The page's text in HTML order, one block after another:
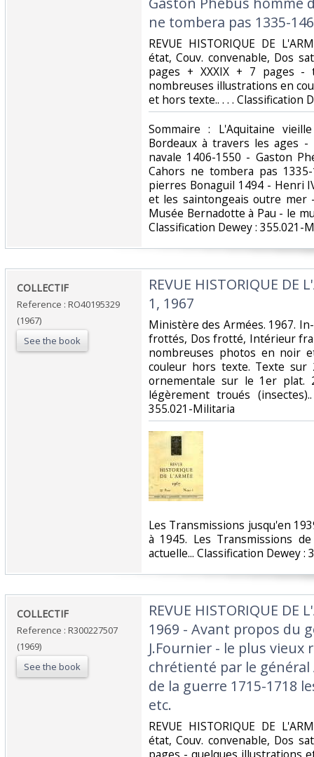
ne tombera pas 1335-
‎REVUE HISTORIQUE DE
état, Couv. convenable, Dos
pages + XXXIX + 7 pages
nombreuses illustrations en
et hors texte.. . . . Classification
‎Sommaire : L'Aquitaine
Bordeaux à travers les ages
navale 1406-1550 - Gaston
Cahors ne tombera pas
pierres Bonaguil 1494 - Henri
et les saintongeais outre mer
Musée Bernadotte à Pau - le
Classification Dewey : 355.021-
‎COLLECTIF‎
Reference : RO40195329
(1967)
See the book
‎REVUE HISTORIQUE DE
1, 1967‎
‎Ministère des Armées. 1967.
frottés, Dos frotté, Intérieur
nombreuses photos en noir
couleur hors texte. Texte sur
ornementale sur le 1er
légèrement troués
355.021-Militaria‎
‎Les Transmissions jusqu'en
à 1945. Les Transmissions
actuelle... Classification Dewey :
‎COLLECTIF‎
Reference : R300227507
(1969)
See the book
‎REVUE HISTORIQUE DE
1969 - Avant propos du
J.Fournier - le plus vieux
chrétienté par le
de la guerre 1715-1718
etc.‎
‎REVUE HISTORIQUE DE
état, Couv. convenable, Dos